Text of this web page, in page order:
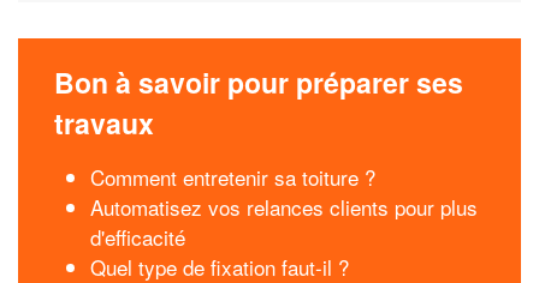
Bon à savoir pour préparer ses
travaux
Comment entretenir sa toiture ?
Automatisez vos relances clients pour plus
d'efficacité
Quel type de fixation faut-il ?